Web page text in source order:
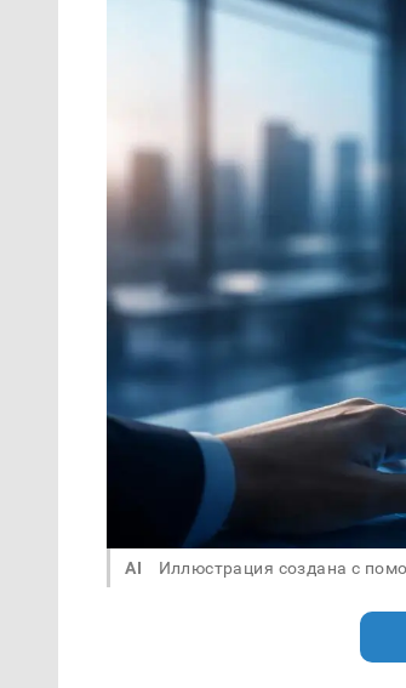
AI Иллюстрация создана с